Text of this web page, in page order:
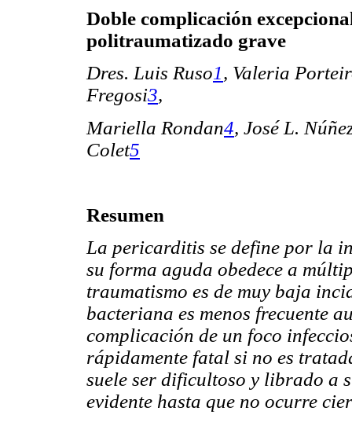
Doble complicación
politraumatizado grave
Dres. Luis Ruso1, Valeria
Fregosi3,
Mariella Rondan4, José L.
Colet5
Resumen
La pericarditis se define por la
su forma aguda obedece a
traumatismo es de muy baja
bacteriana es menos frecuente
complicación de un foco
rápidamente fatal si no es
suele ser dificultoso y librado a
evidente hasta que no ocurre